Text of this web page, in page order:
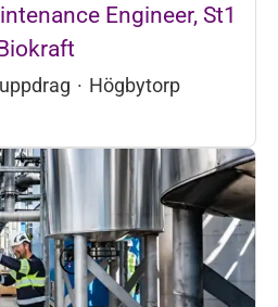
Engineer, St1
· Högbytorp